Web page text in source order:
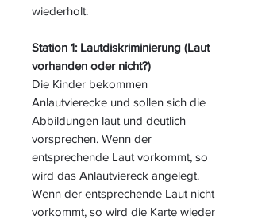
wiederholt.
Station 1: Lautdiskriminierung (Laut
vorhanden oder nicht?)
Die Kinder bekommen
Anlautvierecke und sollen sich die
Abbildungen laut und deutlich
vorsprechen. Wenn der
entsprechende Laut vorkommt, so
wird das Anlautviereck angelegt.
Wenn der entsprechende Laut nicht
vorkommt, so wird die Karte wieder